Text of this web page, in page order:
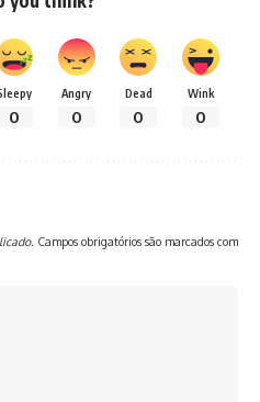
0
Angry
0
Dead
0
Wink
0
Campos obrigatórios são marcados com